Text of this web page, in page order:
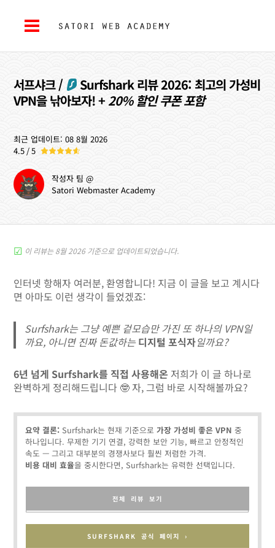
서프샤크 / Surfshark리뷰 2026: 최고의 가성비
VPN을 낚아보자! + 20% 할인 쿠폰 포함
최근 업데이트: 08 8월 2026
4.5 / 5
작성자 팀 @
Satori Webmaster Academy
☑︎ 이 리뷰는 8월 2026 기준으로 업데이트되었습니다.
인터넷 항해자 여러분, 환영합니다! 지금 이 글을 보고 계시다
면 아마도 이런 생각이 들었겠죠:
Surfshark는 그냥 예쁜 겉모습만 가진 또 하나의 VPN일
까요, 아니면 진짜 돈값하는디지털 포식자일까요?
6년 넘게 Surfshark를 직접 사용해온 저희가 이 글 하나로
완벽하게 정리해드립니다 🤓 자, 그럼 바로 시작해볼까요?
요약 결론: Surfshark는 현재 기준으로가장 가성비 좋은 VPN 중
하나입니다. 무제한 기기 연결, 강력한 보안 기능, 빠르고 안정적인
속도 — 그리고 대부분의 경쟁사보다 훨씬 저렴한 가격.
비용 대비 효율을 중시한다면, Surfshark는 유력한 선택입니다.
전체 리뷰 보기
SURFSHARK 공식 페이지 ›